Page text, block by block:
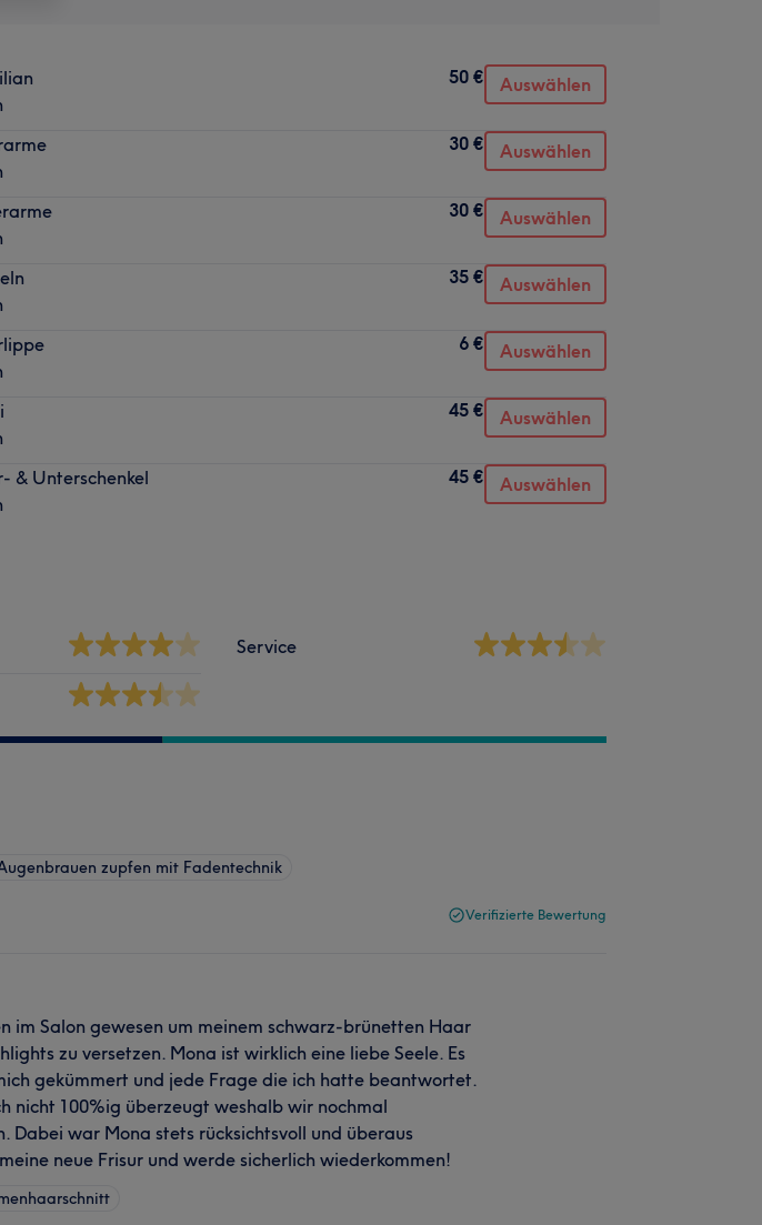
50 € Auswählen
30 € Auswählen
30 € Auswählen
35 € Auswählen
6 € Auswählen
45 € Auswählen
& Unterschenkel
45 € Auswählen
Service
zupfen mit Fadentechnik
Verifizierte Bewertung
im Salon gewesen um meinem schwarz-brünetten Haar
zu versetzen. Mona ist wirklich eine liebe Seele. Es
gekümmert und jede Frage die ich hatte beantwortet.
nicht 100%ig überzeugt weshalb wir nochmal
Dabei war Mona stets rücksichtsvoll und überaus
neue Frisur und werde sicherlich wiederkommen!